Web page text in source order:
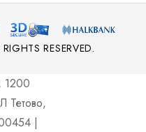
RESERVED.
|